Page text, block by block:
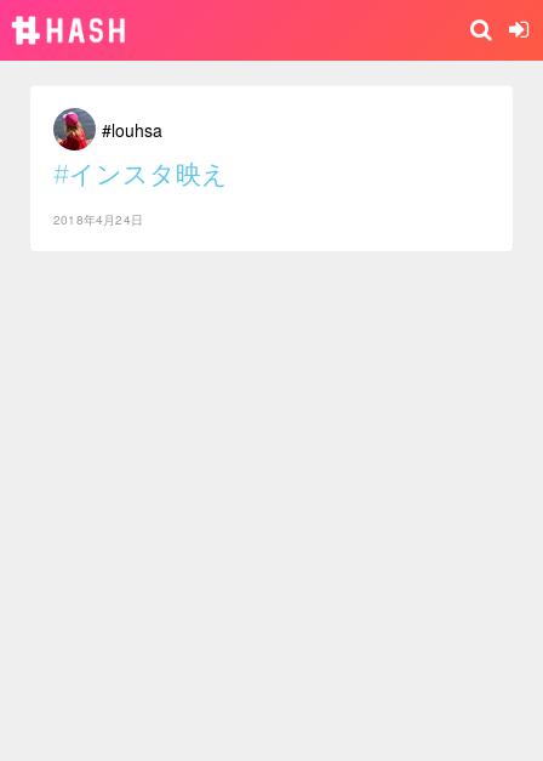
#louhsa
#インスタ映え
2018年4月24日